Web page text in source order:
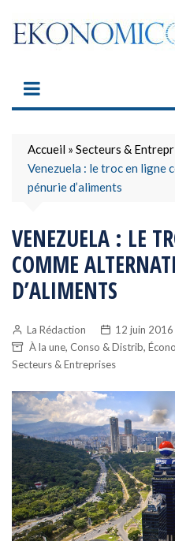
content
Accueil » Secteurs &
Venezuela : le troc en ligne
pénurie d’aliments
VENEZUELA : LE
COMME
D’ALIMENTS
La Rédaction
12 juin 2016
À la une, Conso & Distrib,
Secteurs & Entreprises